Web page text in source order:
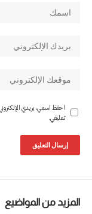
احفظ اسمي، بريدي
تعليقي.
المزيد من المواضيع